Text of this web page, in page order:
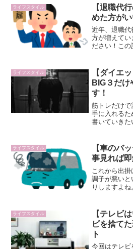
クスマラソ
います。
ライフスタイル
【退職代
めた方が
近年、退職代
方が増えてい
ださい！こ
ます。
ライフスタイル
【ダイエ
BIG３だけ
す！
筋トレだけで
手に入れるた
書いていきた
わず、高い
ますので是非
さい。
ライフスタイル
【車のバ
事見れば即
これから出
調子が悪いと
りしますよ
「なるべく
に簡潔な記
ライフスタイル
【テレビ
ビを捨て
ト
今回はテレビ